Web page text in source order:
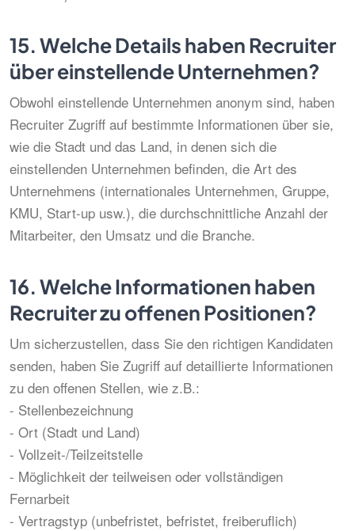
15.Welche Details haben Recruiter
über einstellende Unternehmen?
Obwohl einstellende Unternehmen anonym sind, haben
Recruiter Zugriff auf bestimmte Informationen über sie,
wie die Stadt und das Land, in denen sich die
einstellenden Unternehmen befinden, die Art des
Unternehmens (internationales Unternehmen, Gruppe,
KMU, Start-up usw.), die durchschnittliche Anzahl der
Mitarbeiter, den Umsatz und die Branche.
16.Welche Informationen haben
Recruiter zu offenen Positionen?
Um sicherzustellen, dass Sie den richtigen Kandidaten
senden, haben Sie Zugriff auf detaillierte Informationen
zu den offenen Stellen, wie z.B.:
- Stellenbezeichnung
- Ort (Stadt und Land)
- Vollzeit-/Teilzeitstelle
- Möglichkeit der teilweisen oder vollständigen
Fernarbeit
- Vertragstyp (unbefristet, befristet, freiberuflich)